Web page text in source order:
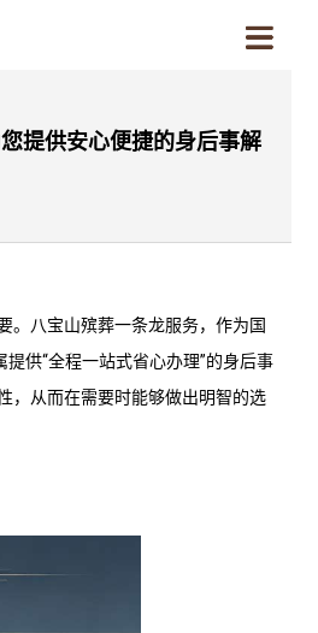
提供安心便捷的身后事解
。 八宝山殡葬一条龙服务，作为国
供“全程一站式省心办理”的身后事
，从而在需要时能够做出明智的选